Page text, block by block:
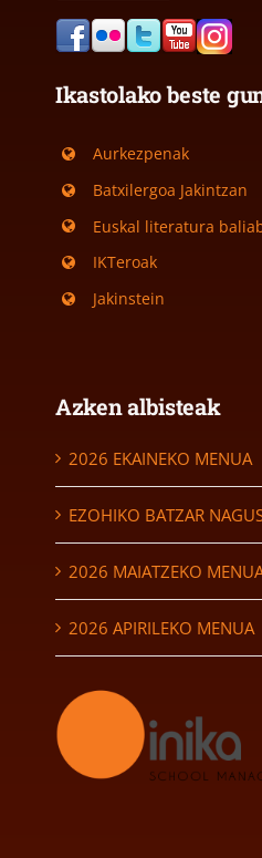
Ikastolako beste
Aurkezpenak
Batxilergoa Jakintzan
Euskal literatura
IKTeroak
Jakinstein
Azken albisteak
2026 EKAINEKO MENUA
EZOHIKO BATZAR
2026 MAIATZEKO
2026 APIRILEKO MENUA